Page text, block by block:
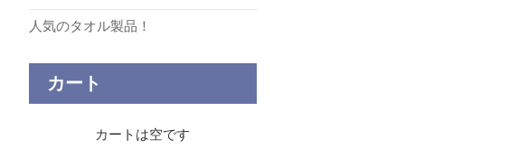
人気のタオル製品！
カート
カートは空です